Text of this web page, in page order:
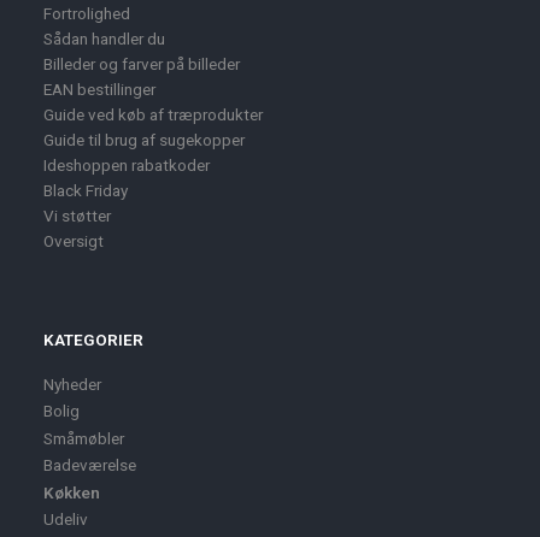
Fortrolighed
Sådan handler du
Billeder og farver på billeder
EAN bestillinger
Guide ved køb af træprodukter
Guide til brug af sugekopper
Ideshoppen rabatkoder
Black Friday
Vi støtter
Oversigt
KATEGORIER
Nyheder
Bolig
Småmøbler
Badeværelse
Køkken
Udeliv